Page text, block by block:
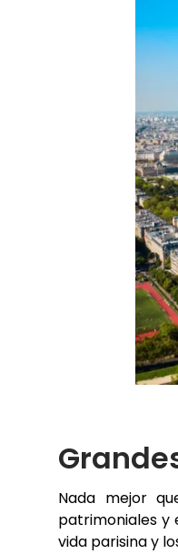
Nada mejor
patrimoniales y
vida parisina y